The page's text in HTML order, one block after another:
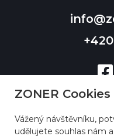
+420
ZONER Cookies
Vážený návštěvníku,
udělujete souhlas nám